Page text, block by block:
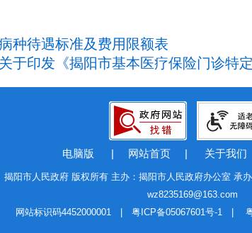
种待遇标准及费用限额表
于印发《揭阳市基本医疗保险门诊特
电脑版 | 网站首页 | 关于我们
揭阳市人民政府 版权所有 主办：揭阳市人民政府办公室 承
wz8235169@163.com
网站标识码4452000001 | 粤ICP备05067601号-1|